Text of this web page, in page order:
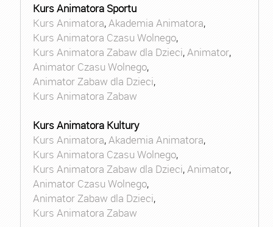
Kurs Animatora Sportu
Kurs Animatora,Akademia Animatora,
Kurs Animatora Czasu Wolnego,
Kurs Animatora Zabaw dla Dzieci,Animator,
Animator Czasu Wolnego,
Animator Zabaw dla Dzieci,
Kurs Animatora Zabaw
Kurs Animatora Kultury
Kurs Animatora,Akademia Animatora,
Kurs Animatora Czasu Wolnego,
Kurs Animatora Zabaw dla Dzieci,Animator,
Animator Czasu Wolnego,
Animator Zabaw dla Dzieci,
Kurs Animatora Zabaw